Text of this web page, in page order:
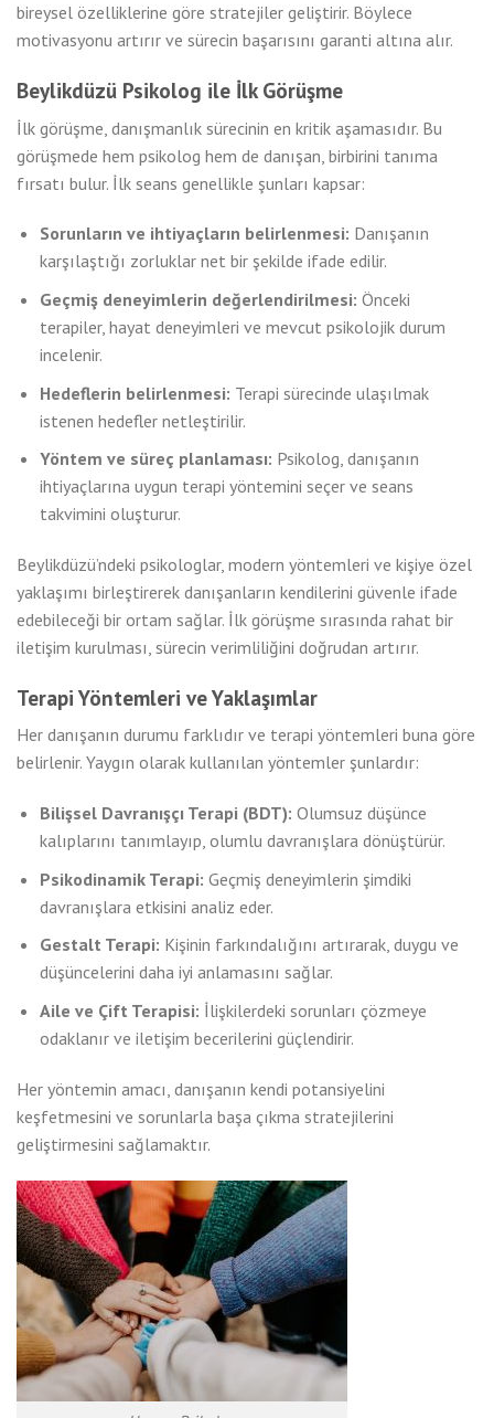
bireysel özelliklerine göre stratejiler geliştirir. Böylece
motivasyonu artırır ve sürecin başarısını garanti altına alır.
Beylikdüzü Psikolog ile İlk Görüşme
İlk görüşme, danışmanlık sürecinin en kritik aşamasıdır. Bu
görüşmede hem psikolog hem de danışan, birbirini tanıma
fırsatı bulur. İlk seans genellikle şunları kapsar:
Sorunların ve ihtiyaçların belirlenmesi: Danışanın
karşılaştığı zorluklar net bir şekilde ifade edilir.
Geçmiş deneyimlerin değerlendirilmesi: Önceki
terapiler, hayat deneyimleri ve mevcut psikolojik durum
incelenir.
Hedeflerin belirlenmesi: Terapi sürecinde ulaşılmak
istenen hedefler netleştirilir.
Yöntem ve süreç planlaması: Psikolog, danışanın
ihtiyaçlarına uygun terapi yöntemini seçer ve seans
takvimini oluşturur.
Beylikdüzü’ndeki psikologlar, modern yöntemleri ve kişiye özel
yaklaşımı birleştirerek danışanların kendilerini güvenle ifade
edebileceği bir ortam sağlar. İlk görüşme sırasında rahat bir
iletişim kurulması, sürecin verimliliğini doğrudan artırır.
Terapi Yöntemleri ve Yaklaşımlar
Her danışanın durumu farklıdır ve terapi yöntemleri buna göre
belirlenir. Yaygın olarak kullanılan yöntemler şunlardır:
Bilişsel Davranışçı Terapi (BDT): Olumsuz düşünce
kalıplarını tanımlayıp, olumlu davranışlara dönüştürür.
Psikodinamik Terapi: Geçmiş deneyimlerin şimdiki
davranışlara etkisini analiz eder.
Gestalt Terapi: Kişinin farkındalığını artırarak, duygu ve
düşüncelerini daha iyi anlamasını sağlar.
Aile ve Çift Terapisi: İlişkilerdeki sorunları çözmeye
odaklanır ve iletişim becerilerini güçlendirir.
Her yöntemin amacı, danışanın kendi potansiyelini
keşfetmesini ve sorunlarla başa çıkma stratejilerini
geliştirmesini sağlamaktır.